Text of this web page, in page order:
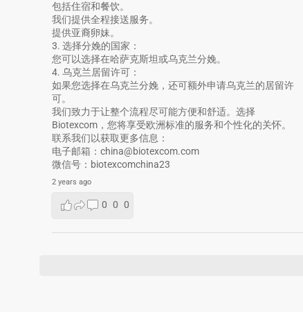
包括住宿和餐饮。
我们提供全程接送服务。
提供亚裔卵妹。
3. 选择分娩的国家：
您可以选择在哈萨克斯坦或乌克兰分娩。
4. 乌克兰居留许可：
如果您选择在乌克兰分娩，还可额外申请乌克兰的居留许
可。
我们致力于让整个流程尽可能方便和舒适。选择
Biotexcom，您将享受欧洲标准的服务和个性化的关怀。
联系我们以获取更多信息：
电子邮箱：china@biotexcom.com
微信号：biotexcomchina23
2 years ago
0 0 0